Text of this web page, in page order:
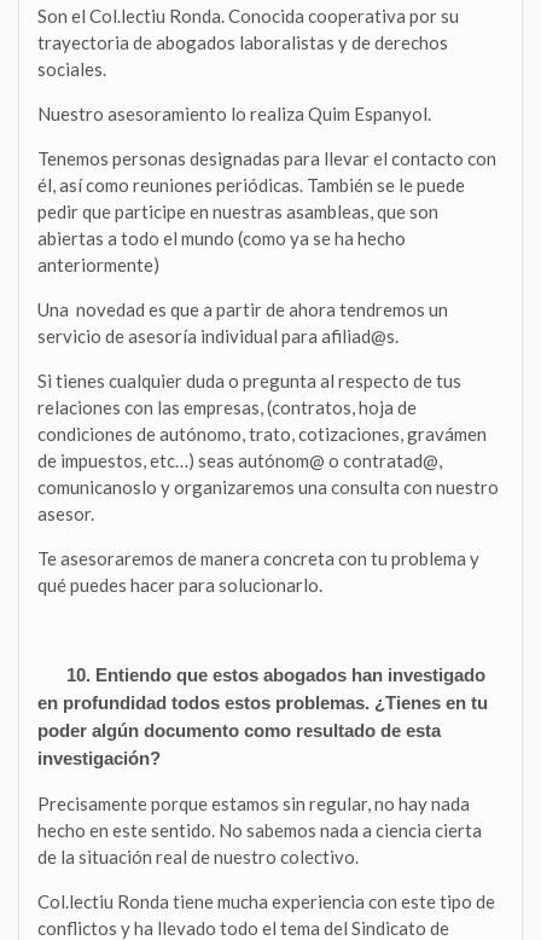
Son el Col.lectiu Ronda. Conocida cooperativa por su
trayectoria de abogados laboralistas y de derechos
sociales.
Nuestro asesoramiento lo realiza Quim Espanyol.
Tenemos personas designadas para llevar el contacto con
él, así como reuniones periódicas. También se le puede
pedir que participe en nuestras asambleas, que son
abiertas a todo el mundo (como ya se ha hecho
anteriormente)
Una novedad es que a partir de ahora tendremos un
servicio de asesoría individual para afiliad@s.
Si tienes cualquier duda o pregunta al respecto de tus
relaciones con las empresas, (contratos, hoja de
condiciones de autónomo, trato, cotizaciones, gravámen
de impuestos, etc…) seas autónom@ o contratad@,
comunicanoslo y organizaremos una consulta con nuestro
asesor.
Te asesoraremos de manera concreta con tu problema y
qué puedes hacer para solucionarlo.
10. Entiendo que estos abogados han investigado
en profundidad todos estos problemas. ¿Tienes en tu
poder algún documento como resultado de esta
investigación?
Precisamente porque estamos sin regular, no hay nada
hecho en este sentido. No sabemos nada a ciencia cierta
de la situación real de nuestro colectivo.
Col.lectiu Ronda tiene mucha experiencia con este tipo de
conflictos y ha llevado todo el tema del Sindicato de